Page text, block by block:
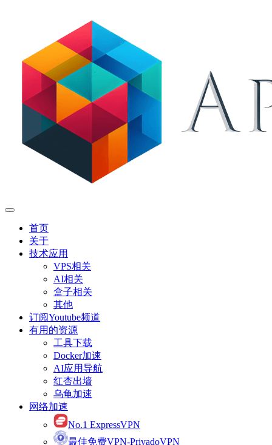
首页
关于
技术应用
VPS相关
AI相关
盒子相关
其他
订阅Youtube频道
有用的资源
工具下载
Docker加速
AI应用导航
红杏出墙
乌龟加速
网络加速
No.1 ExpressVPN
最佳免费VPN-PrivadoVPN